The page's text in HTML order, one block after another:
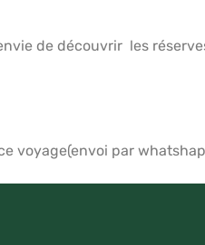
de découvrir les
voyage(envoi par